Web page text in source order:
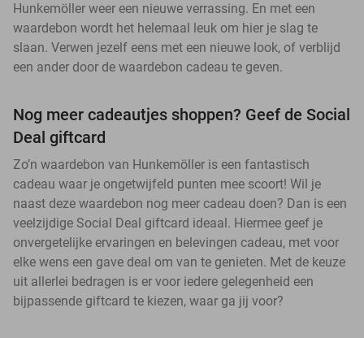
Hunkemöller weer een nieuwe verrassing. En met een
waardebon wordt het helemaal leuk om hier je slag te
slaan. Verwen jezelf eens met een nieuwe look, of verblijd
een ander door de waardebon cadeau te geven.
Nog meer cadeautjes shoppen? Geef de Social
Deal giftcard
Zo’n waardebon van Hunkemöller is een fantastisch
cadeau waar je ongetwijfeld punten mee scoort! Wil je
naast deze waardebon nog meer cadeau doen? Dan is een
veelzijdige Social Deal giftcard ideaal. Hiermee geef je
onvergetelijke ervaringen en belevingen cadeau, met voor
elke wens een gave deal om van te genieten. Met de keuze
uit allerlei bedragen is er voor iedere gelegenheid een
bijpassende giftcard te kiezen, waar ga jij voor?